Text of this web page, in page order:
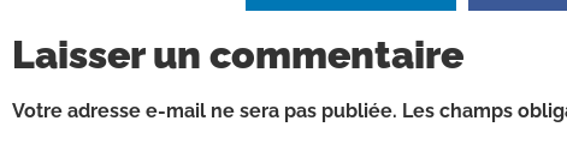
Laisser un commentaire
Votre adresse e-mail ne sera pas publiée. Les champs